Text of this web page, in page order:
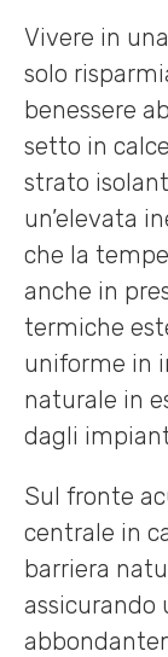
Vivere in
solo
benessere
setto in
strato
un’elevata
che la
anche in
termiche
uniforme in
naturale in
dagli
Sul fronte
centrale in
barriera
assicurando